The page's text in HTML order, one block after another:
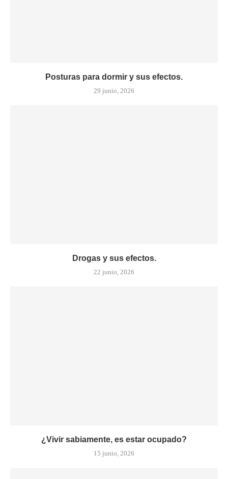
Posturas para dormir y sus efectos.
29 junio, 2026
Drogas y sus efectos.
22 junio, 2026
¿Vivir sabiamente, es estar ocupado?
15 junio, 2026